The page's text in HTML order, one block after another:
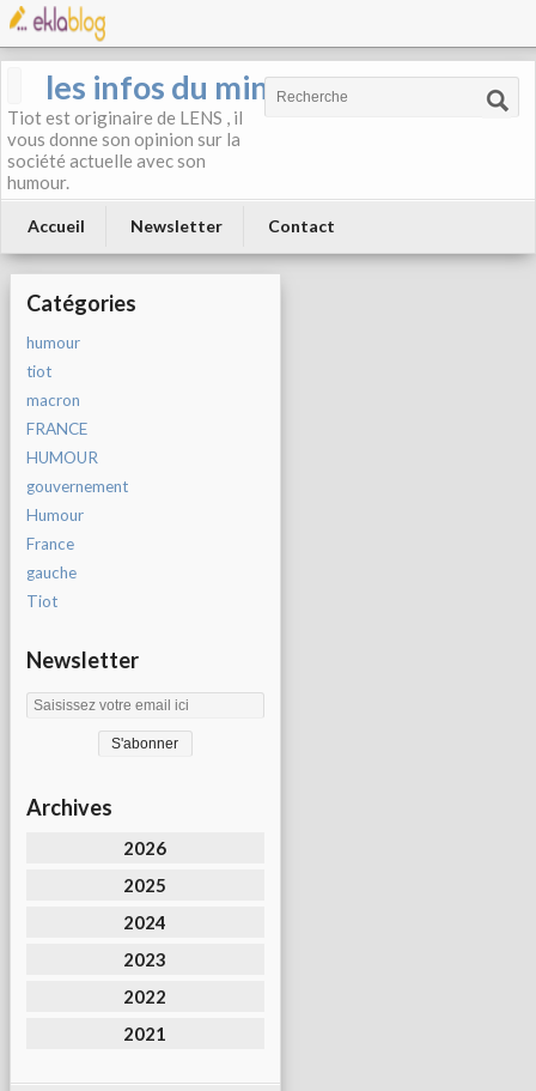
les infos du mineur
Tiot est originaire de LENS , il
vous donne son opinion sur la
société actuelle avec son
humour.
Accueil Newsletter Contact
Catégories
humour
tiot
macron
FRANCE
HUMOUR
gouvernement
Humour
France
gauche
Tiot
Newsletter
Archives
2026
2025
2024
2023
2022
2021